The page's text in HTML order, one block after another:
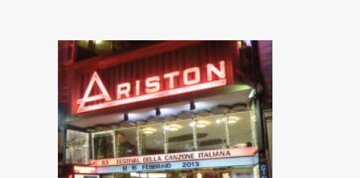
für
den
ESC